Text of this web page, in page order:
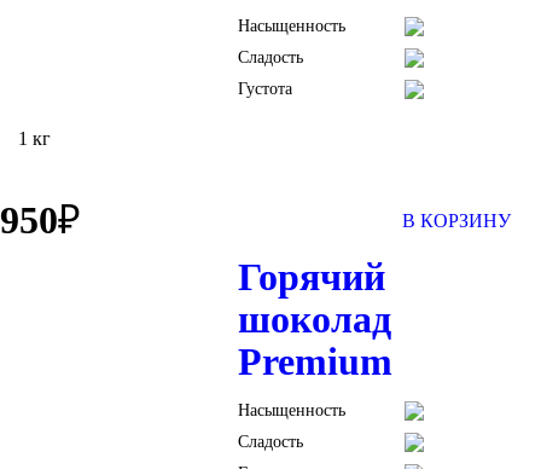
Насыщенность
Сладость
Густота
1 кг
950₽ В КОРЗИНУ
Горячий
шоколад
Premium
Насыщенность
Сладость